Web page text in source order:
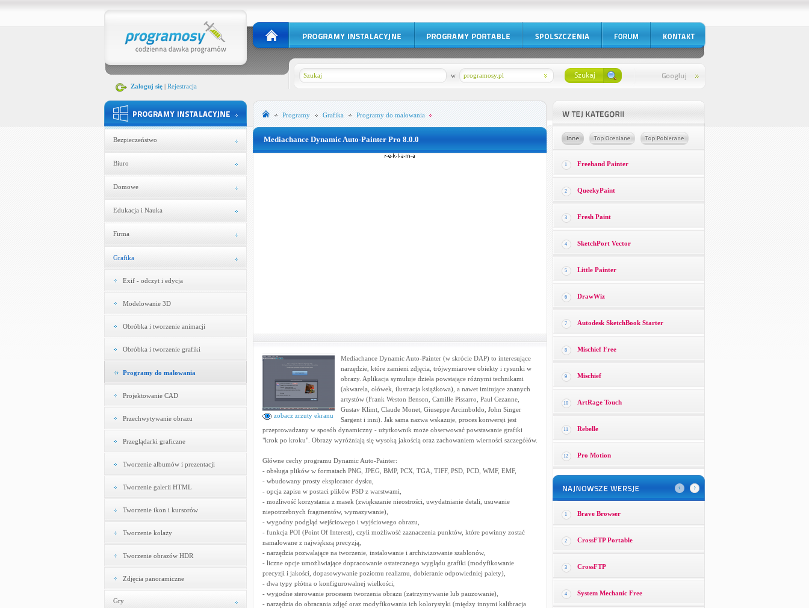
Zaloguj się| Rejestracja
programosy.pl
w
Bezpieczeństwo
Biuro
Domowe
Edukacja i Nauka
Firma
Grafika
Exif - odczyt i edycja
Modelowanie 3D
Obróbka i tworzenie animacji
Obróbka i tworzenie grafiki
Programy do malowania
Projektowanie CAD
Przechwytywanie obrazu
Przeglądarki graficzne
Tworzenie albumów i prezentacji
Tworzenie galerii HTML
Tworzenie ikon i kursorów
Tworzenie kolaży
Tworzenie obrazów HDR
Zdjęcia panoramiczne
Gry
Programy Grafika Programy do malowania
Mediachance Dynamic Auto-Painter Pro 8.0.0
zobacz zrzuty ekranu
Mediachance Dynamic Auto-Painter (w skrócie DAP) to interesujące
narzędzie, które zamieni zdjęcia, trójwymiarowe obiekty i rysunki w
obrazy. Aplikacja symuluje dzieła powstające różnymi technikami
(akwarela, ołówek, ilustracja książkowa), a nawet imitujące znanych
artystów (Frank Weston Benson, Camille Pissarro, Paul Cezanne,
Gustav Klimt, Claude Monet, Giuseppe Arcimboldo, John Singer
Sargent i inni). Jak sama nazwa wskazuje, proces konwersji jest
przeprowadzany w sposób dynamiczny - użytkownik może obserwować powstawanie grafiki
"krok po kroku". Obrazy wyróżniają się wysoką jakością oraz zachowaniem wierności szczegółów.
Główne cechy programu Dynamic Auto-Painter:
- obsługa plików w formatach PNG, JPEG, BMP, PCX, TGA, TIFF, PSD, PCD, WMF, EMF,
- wbudowany prosty eksplorator dysku,
- opcja zapisu w postaci plików PSD z warstwami,
- możliwość korzystania z masek (zwiększanie nieostrości, uwydatnianie detali, usuwanie
niepotrzebnych fragmentów, wymazywanie),
- wygodny podgląd wejściowego i wyjściowego obrazu,
- funkcja POI (Point Of Interest), czyli możliwość zaznaczenia punktów, które powinny zostać
namalowane z największą precyzją,
- narzędzia pozwalające na tworzenie, instalowanie i archiwizowanie szablonów,
- liczne opcje umożliwiające dopracowanie ostatecznego wyglądu grafiki (modyfikowanie
precyzji i jakości, dopasowywanie poziomu realizmu, dobieranie odpowiedniej palety),
- dwa typy płótna o konfigurowalnej wielkości,
- wygodne sterowanie procesem tworzenia obrazu (zatrzymywanie lub pauzowanie),
- narzędzia do obracania zdjęć oraz modyfikowania ich kolorystyki (między innymi kalibracja
1 Freehand Painter
2 QueekyPaint
3 Fresh Paint
4 SketchPort Vector
5 Little Painter
6 DrawWiz
7 Autodesk SketchBook Starter
8 Mischief Free
9 Mischief
10 ArtRage Touch
11 Rebelle
12 Pro Motion
1 Brave Browser
2 CrossFTP Portable
3 CrossFTP
4 System Mechanic Free